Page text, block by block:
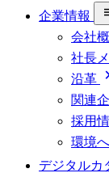
企業情報
会社
社長
沿革
関連
採用
環境
デジタルカ